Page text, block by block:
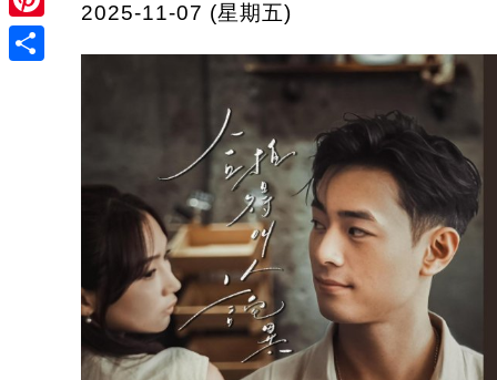
Pinterest
2025-11-07 (星期五)